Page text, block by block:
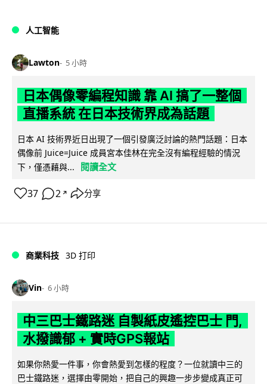
人工智能
Lawton 5 小時
日本偶像零編程知識 靠 AI 搞了一整個
直播系統 在日本技術界成為話題
日本 AI 技術界近日出現了一個引發廣泛討論的熱門話題：日本
偶像前 Juice=Juice 成員宮本佳林在完全沒有編程經驗的情況
下，僅憑藉與...
閱讀全文
37 2 ↗ 分享
商業科技 3D 打印
Vin 6 小時
中三巴士鐵路迷 自製紙皮遙控巴士 門,
水撥識郁 + 實時GPS報站
如果你熱愛一件事，你會熱愛到怎樣的程度？一位就讀中三的
巴士鐵路迷，選擇由零開始，把自己的興趣一步步變成真正可